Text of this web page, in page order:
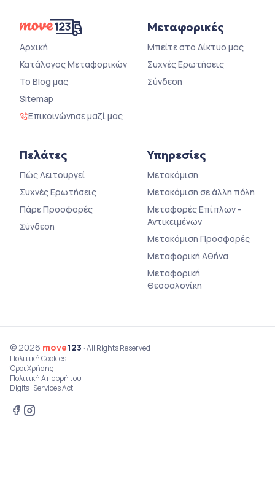
Αρχική
Κατάλογος Μεταφορικών
Το Blog μας
Sitemap
Επικοινώνησε μαζί μας
Μεταφορικές
Μπείτε στο Δίκτυο μας
Συχνές Ερωτήσεις
Σύνδεση
Πελάτες
Πώς Λειτουργεί
Συχνές Ερωτήσεις
Πάρε Προσφορές
Σύνδεση
Υπηρεσίες
Μετακόμιση
Μετακόμιση σε άλλη πόλη
Μεταφορές Επίπλων -
Αντικειμένων
Μετακόμιση Προσφορές
Μεταφορική Αθήνα
Μεταφορική
Θεσσαλονίκη
© 2026 move123 · All Rights Reserved
Πολιτική Cookies
Όροι Χρήσης
Πολιτική Απορρήτου
Digital Services Act